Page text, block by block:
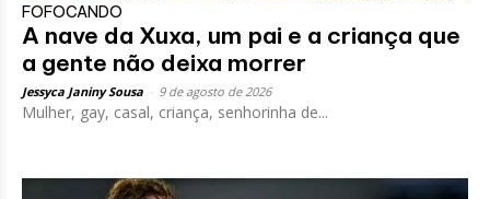
FOFOCANDO
A nave da Xuxa, um pai e a criança que
a gente não deixa morrer
Jessyca Janiny Sousa 9 de agosto de 2026
Mulher, gay, casal, criança, senhorinha de...